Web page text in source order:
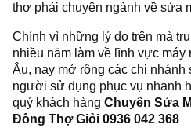
thợ phải chuyên ngành về sửa
Chính vì những lý do trên mà
nhiều năm làm về lĩnh vực máy
Âu, nay mở rộng các chi
người sử dụng phục vụ nhanh
quý khách hàng Chuyên Sửa
Đông Thợ Giỏi 0936 042 368